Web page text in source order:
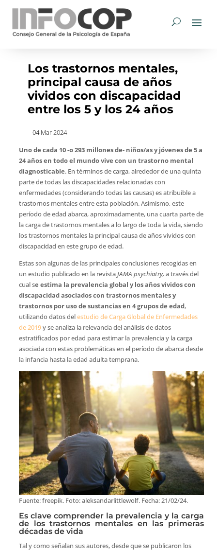
Los trastornos mentales,
principal causa de años
vividos con discapacidad
entre los 5 y los 24 años
04 Mar 2024
Uno de cada 10 -o 293 millones de- niños/as y jóvenes de 5 a
24 años en todo el mundo vive con un trastorno mental
diagnosticable. En términos de carga, alrededor de una quinta
parte de todas las discapacidades relacionadas con
enfermedades (considerando todas las causas) es atribuible a
trastornos mentales entre esta población. Asimismo, este
período de edad abarca, aproximadamente, una cuarta parte de
la carga de trastornos mentales a lo largo de toda la vida, siendo
los trastornos mentales la principal causa de años vividos con
discapacidad en este grupo de edad.
Estas son algunas de las principales conclusiones recogidas en
un estudio publicado en la revistaJAMA psychiatry, a través del
cual se estima la prevalencia global y los años vividos con
discapacidad asociados con trastornos mentales y
trastornos por uso de sustancias en 4 grupos de edad,
utilizando datos delestudio de Carga Global de Enfermedades
de 2019y se analiza la relevancia del análisis de datos
estratificados por edad para estimar la prevalencia y la carga
asociada con estas problemáticas en el período de abarca desde
la infancia hasta la edad adulta temprana.
Fuente: freepik. Foto: aleksandarlittlewolf. Fecha: 21/02/24.
Es clave comprender la prevalencia y la carga
de los trastornos mentales en las primeras
décadas de vida
Tal y como señalan sus autores, desde que se publicaron los